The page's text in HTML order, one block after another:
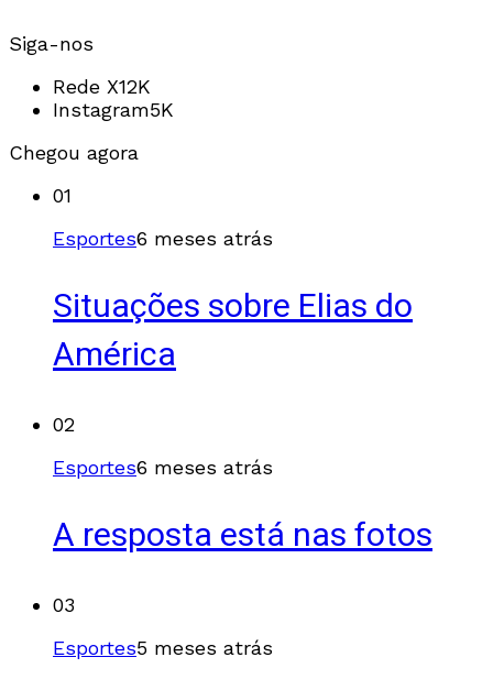
Siga-nos
Rede X12K
Instagram5K
Chegou agora
01
Esportes6 meses atrás
Situações sobre Elias do
América
02
Esportes6 meses atrás
A resposta está nas fotos
03
Esportes5 meses atrás